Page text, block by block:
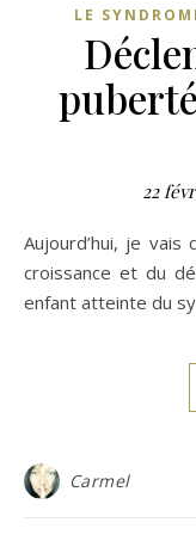
LE
22
Aujourd’hui, je vais commencer à aborder le thème de la
croissance et du
enfant atteinte du
Carmel